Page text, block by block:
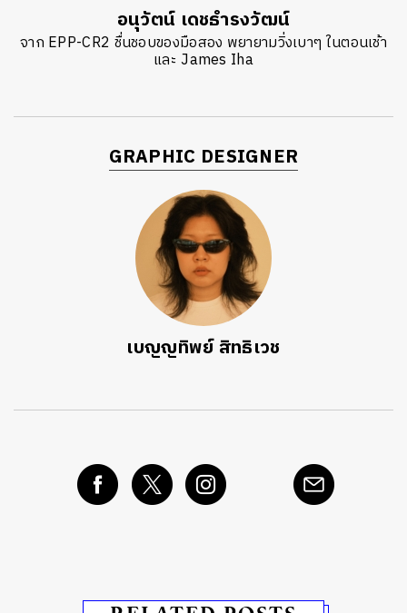
อนุวัตน์ เดชธำรงวัฒน์
จาก EPP-CR2 ชื่นชอบของมือสอง พยายามวิ่งเบาๆ ในตอนเช้า
และ James Iha
GRAPHIC DESIGNER
เบญญทิพย์ สิทธิเวช